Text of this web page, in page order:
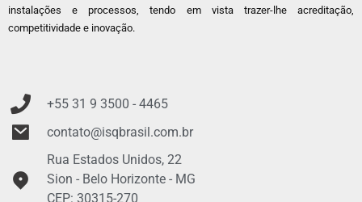
instalações e processos, tendo em vista trazer-lhe acreditação,
competitividade e inovação.
+55 31 93500 - 4465
contato@isqbrasil.com.br
Rua Estados Unidos, 22
Sion - Belo Horizonte - MG
CEP: 30315-270